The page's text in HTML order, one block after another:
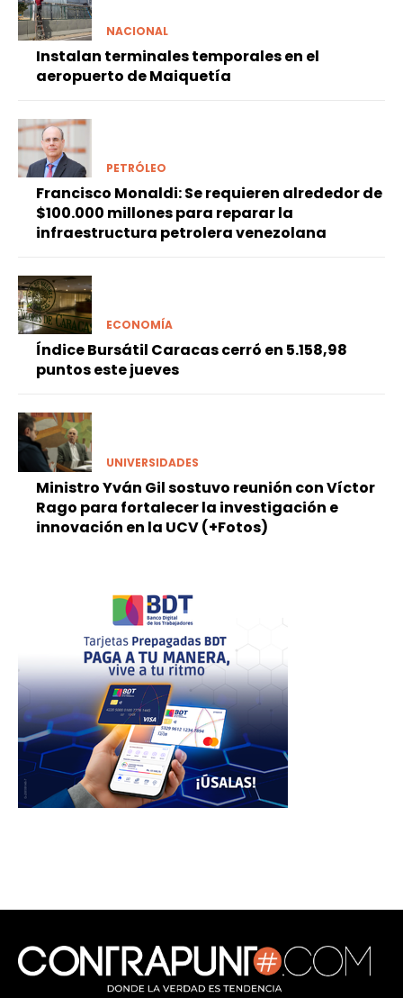
NACIONAL
Instalan terminales temporales en el
aeropuerto de Maiquetía
PETRÓLEO
Francisco Monaldi: Se requieren alrededor de
$100.000 millones para reparar la
infraestructura petrolera venezolana
ECONOMÍA
Índice Bursátil Caracas cerró en 5.158,98
puntos este jueves
UNIVERSIDADES
Ministro Yván Gil sostuvo reunión con Víctor
Rago para fortalecer la investigación e
innovación en la UCV (+Fotos)